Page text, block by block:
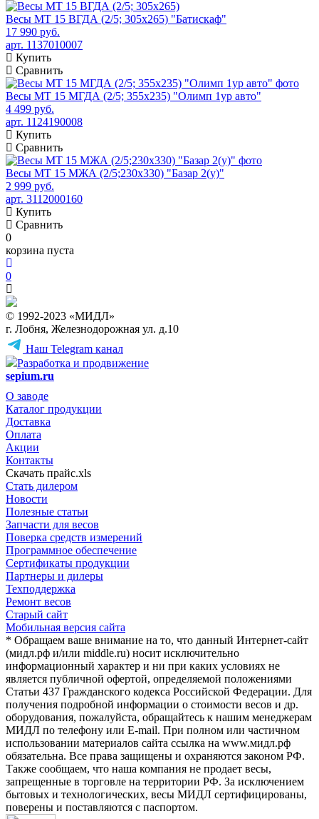
Весы МТ 15 ВГДА (2/5; 305х265) "Батискаф"
17 990 руб.
арт. 1137010007
Купить
Сравнить
Весы МТ 15 МГДА (2/5; 355х235) "Олимп 1ур авто"
4 499 руб.
арт. 1124190008
Купить
Сравнить
Весы МТ 15 МЖА (2/5;230х330) "Базар 2(у)"
2 999 руб.
арт. 3112000160
Купить
Сравнить
0
корзина пуста
0
© 1992-2023 «МИДЛ»
г. Лобня, Железнодорожная ул. д.10
Наш Telegram канал
Разработка и продвижение
sepium.ru
О заводе
Каталог продукции
Доставка
Оплата
Акции
Контакты
Скачать прайс.xls
Стать дилером
Новости
Полезные статьи
Запчасти для весов
Поверка средств измерений
Программное обеспечение
Сертификаты продукции
Партнеры и дилеры
Техподдержка
Ремонт весов
Старый сайт
Мобильная версия сайта
* Обращаем ваше внимание на то, что данный Интернет-сайт
(мидл.рф и/или middle.ru) носит исключительно
информационный характер и ни при каких условиях не
является публичной офертой, определяемой положениями
Статьи 437 Гражданского кодекса Российской Федерации. Для
получения подробной информации о стоимости весов и др.
оборудования, пожалуйста, обращайтесь к нашим менеджерам
МИДЛ по телефону или E-mail. При полном или частичном
использовании материалов сайта ссылка на www.мидл.рф
обязательна. Все права защищены и охраняются законом РФ.
Также сообщаем, что наша компания не продает весы,
запрещенные в торговле на территории РФ. За исключением
бытовых и технологических, весы МИДЛ сертифицированы,
поверены и поставляются с паспортом.